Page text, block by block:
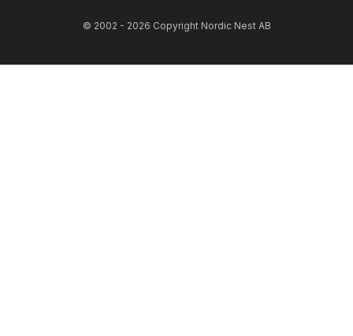
© 2002 - 2026 Copyright Nordic Nest AB